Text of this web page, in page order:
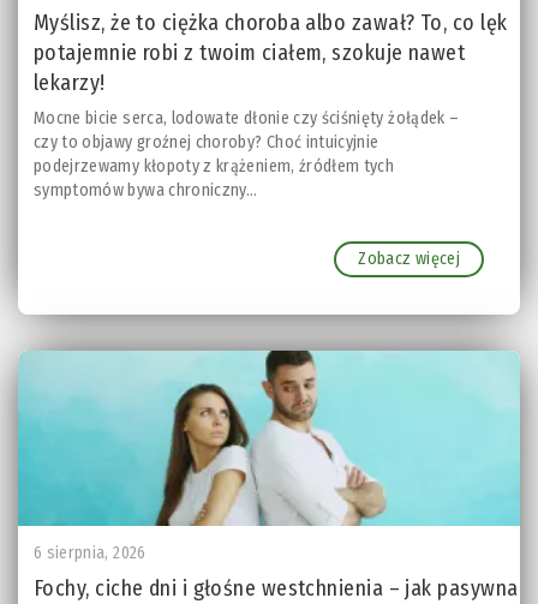
Myślisz, że to ciężka choroba albo zawał? To, co lęk
potajemnie robi z twoim ciałem, szokuje nawet
lekarzy!
Mocne bicie serca, lodowate dłonie czy ściśnięty żołądek –
czy to objawy groźnej choroby? Choć intuicyjnie
podejrzewamy kłopoty z krążeniem, źródłem tych
symptomów bywa chroniczny...
Zobacz więcej
6 sierpnia, 2026
Fochy, ciche dni i głośne westchnienia – jak pasywna